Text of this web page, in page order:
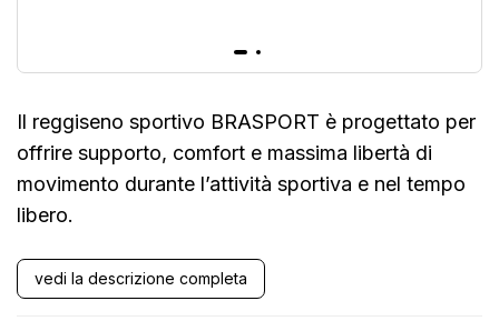
Il reggiseno sportivo BRASPORT è progettato per
offrire supporto, comfort e massima libertà di
movimento durante l’attività sportiva e nel tempo
libero.
vedi la descrizione completa